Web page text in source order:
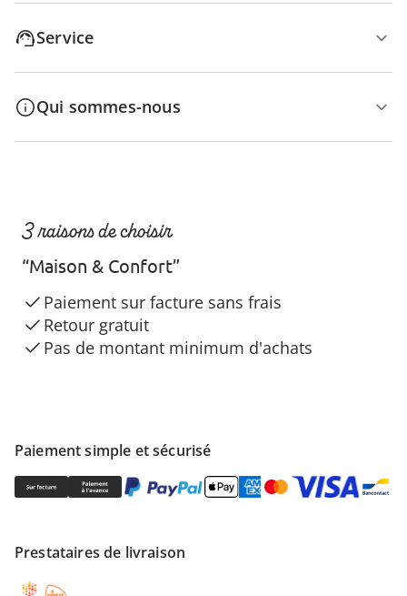
Service
Qui sommes-nous
Paiement simple et sécurisé
Prestataires de livraison
3 raisons de choisir
“Maison & Confort”
Paiement sur facture sans frais
Retour gratuit
Pas de montant minimum d'achats